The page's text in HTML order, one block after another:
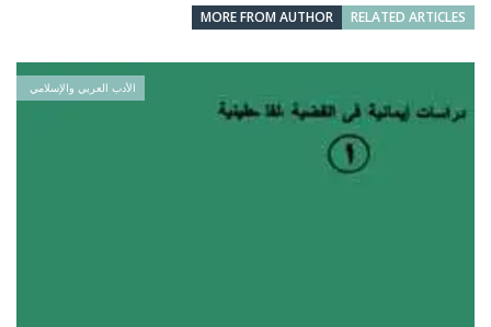
RELATED ARTICLES
MORE FROM AUTHOR
الأدب العربي والإسلامي